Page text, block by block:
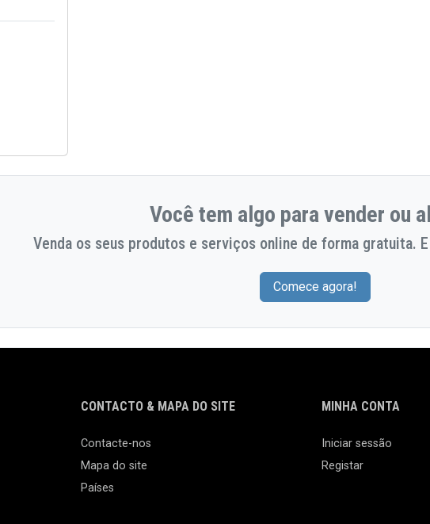
Você tem algo para vender ou
Venda os seus produtos e serviços online de forma gratuita.
Comece agora!
CONTACTO & MAPA DO SITE
Contacte-nos
Mapa do site
Países
MINHA CONTA
Iniciar sessão
Registar